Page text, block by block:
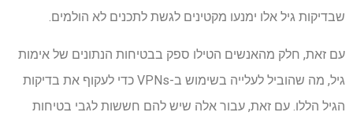
שבדיקות גיל אלו ימנעו מקטינים לגשת לתכנים לא הולמים.
עם זאת, חלק מהאנשים הטילו ספק בבטיחות הנתונים של אימות
גיל, מה שהוביל לעלייה בשימוש ב-VPNs כדי לעקוף את בדיקות
הגיל הללו. עם זאת, עבור אלה שיש להם חששות לגבי בטיחות